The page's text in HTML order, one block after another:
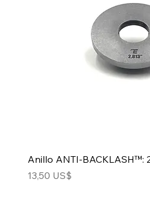
Anillo ANTI-BACKLASH™:
Precio
13,50 US$